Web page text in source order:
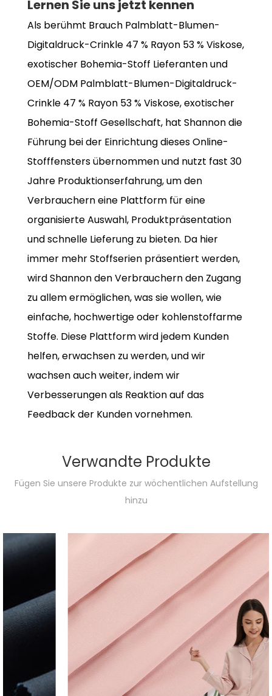
Lernen Sie uns jetzt kennen
Als berühmt Brauch Palmblatt-Blumen-
Digitaldruck-Crinkle 47 % Rayon 53 % Viskose,
exotischer Bohemia-Stoff Lieferantenund
OEM/ODM Palmblatt-Blumen-Digitaldruck-
Crinkle 47 % Rayon 53 % Viskose, exotischer
Bohemia-Stoff Gesellschaft, hat Shannon die
Führung bei der Einrichtung dieses Online-
Stofffensters übernommen und nutzt fast 30
Jahre Produktionserfahrung, um den
Verbrauchern eine Plattform für eine
organisierte Auswahl, Produktpräsentation
und schnelle Lieferung zu bieten. Da hier
immer mehr Stoffserien präsentiert werden,
wird Shannon den Verbrauchern den Zugang
zu allem ermöglichen, was sie wollen, wie
einfache, hochwertige oder kohlenstoffarme
Stoffe. Diese Plattform wird jedem Kunden
helfen, erwachsen zu werden, und wir
wachsen auch weiter, indem wir
Verbesserungen als Reaktion auf das
Feedback der Kunden vornehmen.
Verwandte Produkte
Fügen Sie unsere Produkte zur wöchentlichen Aufstellung
hinzu